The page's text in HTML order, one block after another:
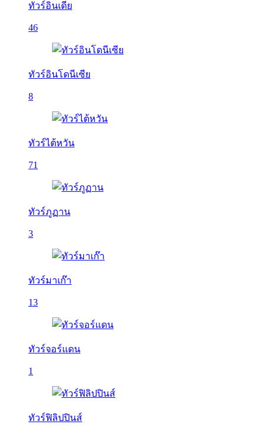
ทัวร์อินเดีย
46
ทัวร์อินโดนีเซีย
8
ทัวร์ไต้หวัน
71
ทัวร์ภูฏาน
3
ทัวร์มาเก๊า
13
ทัวร์จอร์แดน
1
ทัวร์ฟิลิปปินส์